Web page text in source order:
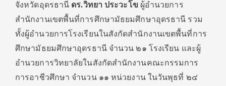
จังหวัดอุดรธานี ดร.วิทยา ประวะโขผู้อำนวยการ
สำนักงานเขตพื้นที่การศึกษามัธยมศึกษาอุดรธานี รวม
ทั้งผู้อำนวยการโรงเรียนในสังกัดสำนักงานเขตพื้นที่การ
ศึกษามัธยมศึกษาอุดรธานี จำนวน ๒๑ โรงเรียน และผู้
อำนวยการวิทยาลัยในสังกัดสำนักงานคณะกรรมการ
การอาชีวศึกษา จำนวน ๑๑ หน่วยงาน ในวันพุธที่ ๒๔